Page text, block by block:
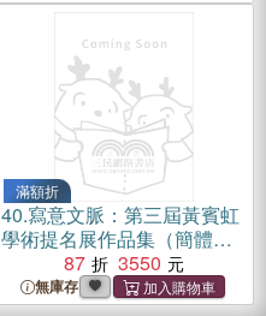
滿額折
40.寫意文脈：第三屆黃賓虹
學術提名展作品集（簡體
87 3550
無庫存